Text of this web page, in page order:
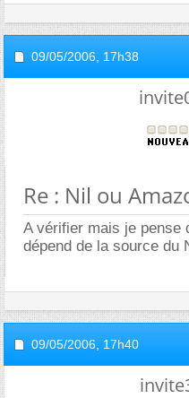
09/05/2006, 17h38
Re : Nil ou
A vérifier mais je pense
dépend de la source du
09/05/2006, 17h40